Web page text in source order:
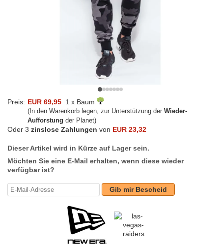
Preis: EUR 69,95 1 x Baum
(In den Warenkorb legen, zur Unterstützung der Wieder-
Aufforstung der Planet)
Oder 3 zinslose Zahlungen von EUR 23,32
Dieser Artikel wird in Kürze auf Lager sein.
Möchten Sie eine E-Mail erhalten, wenn diese wieder
verfügbar ist?
Gib mir Bescheid